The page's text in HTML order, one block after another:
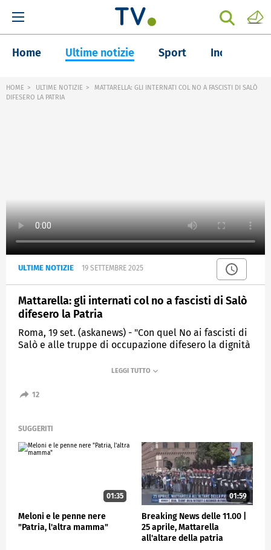
Home Ultime notizie Sport Inchieste
HOME ULTIME NOTIZIE
MATTARELLA: GLI INTERNATI COL NO A FASCISTI DI SALÒ
DIFESERO LA PATRIA
ULTIME NOTIZIE 19 SETTEMBRE 2025
Mattarella: gli internati col no a fascisti di Salò
difesero la Patria
Roma, 19 set. (askanews) - "Con quel No ai fascisti di
Salò e alle truppe di occupazione difesero la dignità
stesso vertice dello Stato si era dissolto". Lo ha detto
celebrando per la prima volta al Quirinale la
settembre del '43.
"La nostra libertà ha un debito verso il coraggio di
questi uomini, patrioti", ha aggiunto.
12
SUGGERITI
01:35
Meloni e le penne nere
"Patria, l'altra mamma"
01:59
Breaking News delle 11.00 |
25 aprile, Mattarella
all'altare della patria